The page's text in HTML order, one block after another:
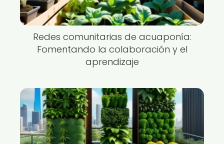
Redes comunitarias de acuaponía:
Fomentando la colaboración y el
aprendizaje